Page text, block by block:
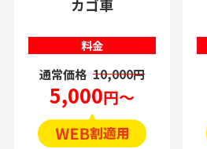
カゴ車
料金
通常価格 10,000円
5,000円～